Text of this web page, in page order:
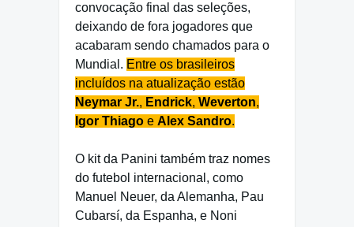
convocação final das seleções,
deixando de fora jogadores que
acabaram sendo chamados para o
Mundial. Entre os brasileiros
incluídos na atualização estão
Neymar Jr., Endrick, Weverton,
Igor Thiago e Alex Sandro.
O kit da Panini também traz nomes
do futebol internacional, como
Manuel Neuer, da Alemanha, Pau
Cubarsí, da Espanha, e Noni